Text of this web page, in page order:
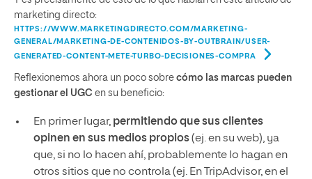
marketing directo:
HTTPS://WWW.MARKETINGDIRECTO.COM/MARKETING-
GENERAL/MARKETING-DE-CONTENIDOS-BY-OUTBRAIN/USER-
GENERATED-CONTENT-METE-TURBO-DECISIONES-COMPRA
Reflexionemos ahora un poco sobre cómo las marcas pueden
gestionar el UGC en su beneficio:
En primer lugar,permitiendo que sus clientes
opinen en sus medios propios(ej. en su web), ya
que, si no lo hacen ahí, probablemente lo hagan en
otros sitios que no controla (ej. En TripAdvisor, en el